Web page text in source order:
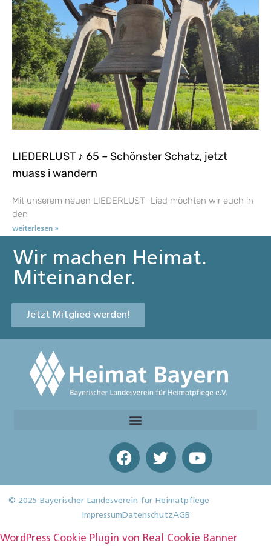
LIEDERLUST ♪ 65 – Schönster Schatz, jetzt
muass i wandern
Mit unserem neuen LIEDERLUST- Lied möchten wir euch in
den
weiterlesen »
Wir machen Heimat.
Miteinander.
Jetzt Mitglied werden!
© 2025 Bayerischer Landesverein für Heimatpflege
ImpressumDatenschutzAGB
WordPress Cookie Plugin von Real Cookie Banner